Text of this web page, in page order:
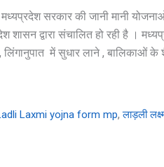
मध्यप्रदेश सरकार की जानी मानी
शासन द्वारा संचालित हो रही है ।
में सुधार लाने , बालिकाओं के
Laxmi yojna form mp,लाड़ली